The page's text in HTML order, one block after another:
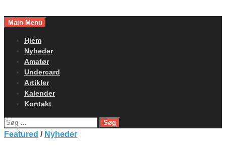
toMain Menu
Hjem
Nyheder
Amatør
Undercard
Artikler
Kalender
Kontakt
Søg
efter:
Featured / Nyheder